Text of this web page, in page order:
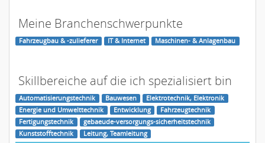
Meine Branchenschwerpunkte
Fahrzeugbau & -zulieferer IT & Internet Maschinen- & Anlagenbau
Skillbereiche auf die ich spezialisiert bin
Automatisierungstechnik Bauwesen
Elektrotechnik, Elektronik
Energie und Umwelttechnik
Entwicklung
Fahrzeugtechnik
Fertigungstechnik
gebaeude-versorgungs-sicherheitstechnik
Kunststofftechnik
Leitung, Teamleitung